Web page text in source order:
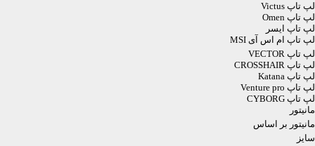
لپ تاپ Victus
لپ تاپ Omen
لپ تاپ ایسر
لپ تاپ ام اس آی MSI
لپ تاپ VECTOR
لپ تاپ CROSSHAIR
لپ تاپ Katana
لپ تاپ Venture pro
لپ تاپ CYBORG
مانیتور
مانیتور بر اساس
سایز